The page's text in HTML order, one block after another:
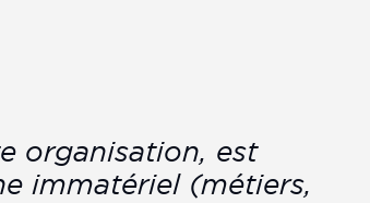
organisation, est
immatériel (métiers,